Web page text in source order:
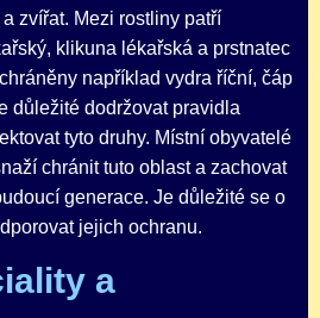
zvířat. Mezi rostliny patří
klikuna lékařská a prstnatec
například vydra říční, čáp
důležité dodržovat pravidla
tyto druhy. Místní obyvatelé
chránit tuto oblast a zachovat
generace. Je důležité se o
jejich ochranu.
a